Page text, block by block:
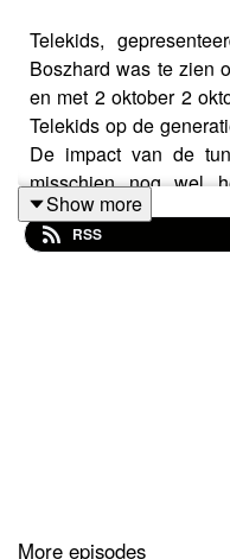
Telekids,
Boszhard was te zien
en met 2 oktober 2
Telekids op de
De impact van de
misschien nog wel
vertellen radiomakers
van Telekids zo
Show more
RSS
More episodes